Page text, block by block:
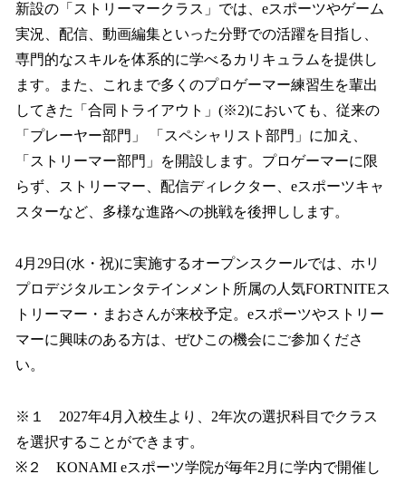
新設の「ストリーマークラス」では、eスポーツやゲーム
実況、配信、動画編集といった分野での活躍を目指し、
専門的なスキルを体系的に学べるカリキュラムを提供し
ます。また、これまで多くのプロゲーマー練習生を輩出
してきた「合同トライアウト」(※2)においても、従来の
「プレーヤー部門」 「スペシャリスト部門」に加え、
「ストリーマー部門」を開設します。プロゲーマーに限
らず、ストリーマー、配信ディレクター、eスポーツキャ
スターなど、多様な進路への挑戦を後押しします。
4月29日(水・祝)に実施するオープンスクールでは、ホリ
プロデジタルエンタテインメント所属の人気FORTNITEス
トリーマー・まおさんが来校予定。eスポーツやストリー
マーに興味のある方は、ぜひこの機会にご参加くださ
い。
※１ 2027年4月入校生より、2年次の選択科目でクラス
を選択することができます。
※２ KONAMI eスポーツ学院が毎年2月に学内で開催し